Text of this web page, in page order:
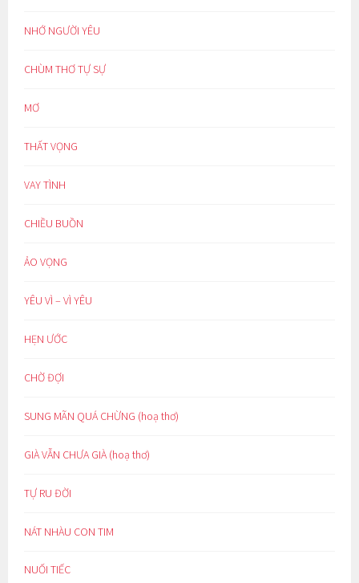
NHỚ NGƯỜI YÊU
CHÙM THƠ TỰ SỰ
MƠ
THẤT VỌNG
VAY TÌNH
CHIỀU BUỒN
ẢO VỌNG
YÊU VÌ – VÌ YÊU
HẸN ƯỚC
CHỜ ĐỢI
SUNG MÃN QUÁ CHỪNG (hoạ thơ)
GIÀ VẪN CHƯA GIÀ (hoạ thơ)
TỰ RU ĐỜI
NÁT NHÀU CON TIM
NUỐI TIẾC